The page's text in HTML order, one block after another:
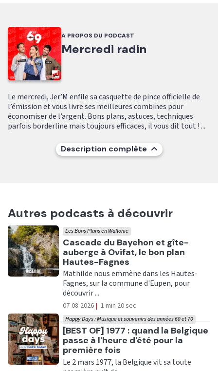
A PROPOS DU PODCAST
Mercredi radin
Le mercredi, Jer’M enfile sa casquette de pince officielle de
l’émission et vous livre ses meilleures combines pour
économiser de l’argent. Bons plans, astuces, techniques
parfois borderline mais toujours efficaces, il vous dit tout ! ...
Description complète
Autres podcasts à découvrir
Ecouter
Cascade du Bayehon et gîte-
auberge à Ovifat, le bon plan
Hautes-Fagnes
Les Bons Plans en Wallonie
Mathilde nous emmène dans les Hautes-
Fagnes, sur la commune d'Eupen, pour
découvrir ...
07-08-2026 | 1 min 20 sec
Ecouter
[BEST OF] 1977 : quand la Belgique
passe à l'heure d'été pour la
première fois
Happy Days : Musique et souvenirs des années 60 et 70
Le 2 mars 1977, la Belgique vit sa toute